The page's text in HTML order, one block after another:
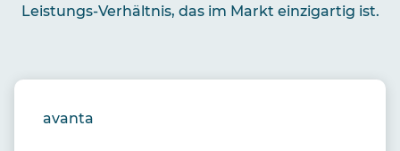
Leistungs-Verhältnis, das im Markt einzigartig ist.
avanta